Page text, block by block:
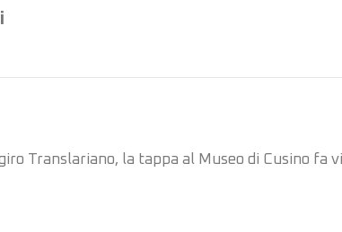
Translariano, la tappa al Museo di Cusino fa